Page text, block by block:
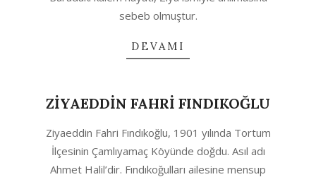
sebeb olmuştur.
DEVAMI
ZİYAEDDİN FAHRİ FINDIKOĞLU
04-
11
Ziyaeddin Fahri Fındıkoğlu, 1901 yılında Tortum
İlçesinin Çamlıyamaç Köyünde doğdu. Asıl adı
Ahmet Halil’dir. Fındıkoğulları ailesine mensup